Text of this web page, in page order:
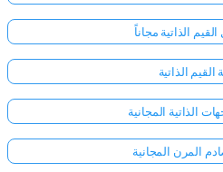
الذاتية مجاناً
الذاتية
الذاتية المجانية
المرن المجانية